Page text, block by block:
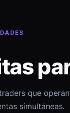
que
simultáneas.